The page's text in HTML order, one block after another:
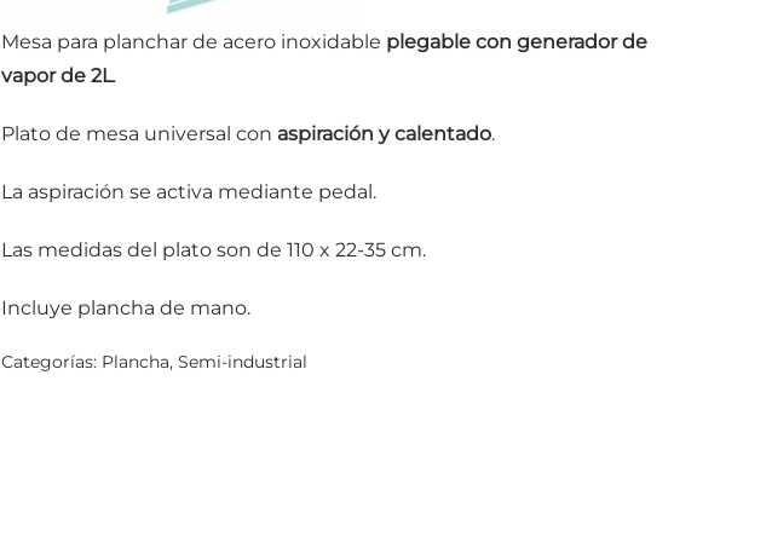
Mesa para planchar de acero inoxidable plegable con generador de
vapor de 2L.
Plato de mesa universal con aspiración y calentado.
La aspiración se activa mediante pedal.
Las medidas del plato son de 110 x 22-35 cm.
Incluye plancha de mano.
Categorías: Plancha, Semi-industrial